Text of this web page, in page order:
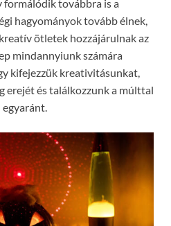
formálódik továbbra is a
hagyományok tovább élnek,
ötletek hozzájárulnak az
mindannyiunk számára
kifejezzük kreativitásunkat,
erejét és találkozzunk a múlttal
egyaránt.